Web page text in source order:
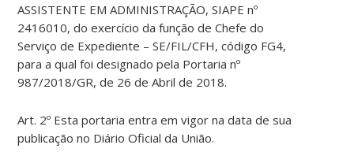
ASSISTENTE EM ADMINISTRAÇÃO, SIAPE nº
2416010, do exercício da função de Chefe do
Serviço de Expediente – SE/FIL/CFH, código FG4,
para a qual foi designado pela Portaria nº
987/2018/GR, de 26 de Abril de 2018.
Art. 2º Esta portaria entra em vigor na data de sua
publicação no Diário Oficial da União.